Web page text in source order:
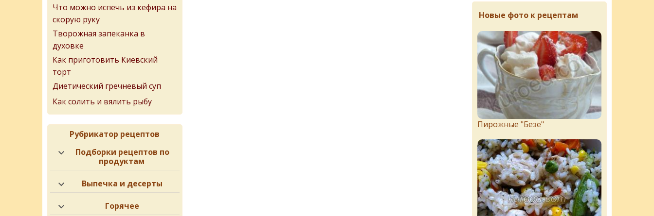
Что можно испечь из кефира на
скорую руку
Творожная запеканка в
духовке
Как приготовить Киевский
торт
Диетический гречневый суп
Как солить и вялить рыбу
Рубрикатор рецептов
Подборки рецептов по
продуктам
Выпечка и десерты
Горячее
Новые фото к рецептам
Пирожныe "Бeзe"